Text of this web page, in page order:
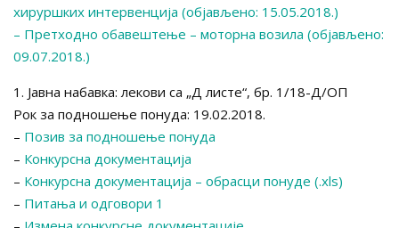
хируршких интервенција (објављено: 15.05.2018.)
– Претходно обавештење – моторна возила (објављено:
09.07.2018.)
1. Јавна набавка: лекови са „Д листе“, бр. 1/18-Д/ОП
Рок за подношење понуда: 19.02.2018.
– Позив за подношење понуда
– Конкурсна документација
– Конкурсна документација – обрасци понуде (.xls)
– Питања и одговори 1